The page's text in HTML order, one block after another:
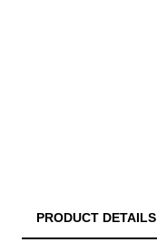
PRODUCT DETAILS